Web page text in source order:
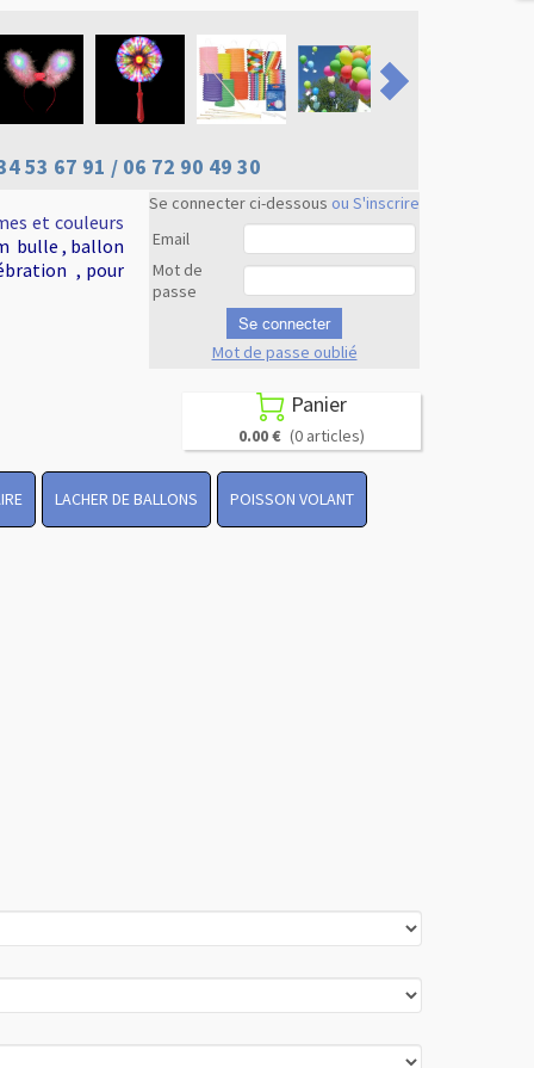
53 67 91 / 06 72 90 49 30
Se connecter ci-dessous ou S'inscrire
Email
Mot de
passe
Se connecter
Mot de passe oublié
et couleurs
bulle , ballon
, pour
 Panier
0.00 € (0 articles)
LACHER DE BALLONS POISSON VOLANT